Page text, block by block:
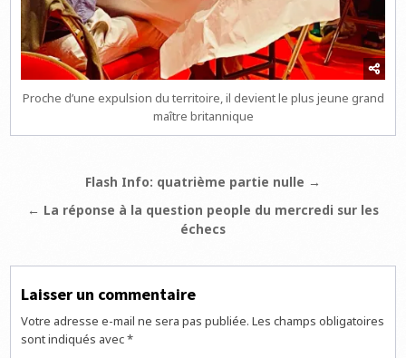
Proche d’une expulsion du territoire, il devient le plus jeune grand
maître britannique
Navigation
de
Flash Info: quatrième partie nulle →
← La réponse à la question people du mercredi sur les
échecs
Laisser un commentaire
Votre adresse e-mail ne sera pas publiée. Les champs obligatoires
sont indiqués avec*